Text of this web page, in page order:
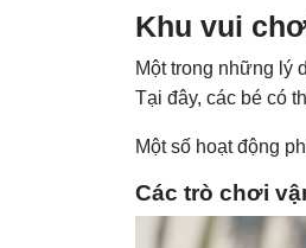
Khu vui
Một trong những lý
Tại đây, các bé có
Một số hoạt động
Các trò chơi